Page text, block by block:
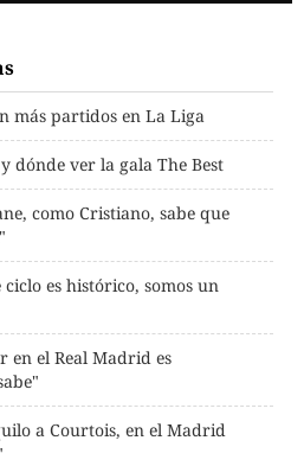
más partidos en La Liga
dónde ver la gala The Best
como Cristiano, sabe que
es histórico, somos un
en el Real Madrid es
a Courtois, en el Madrid